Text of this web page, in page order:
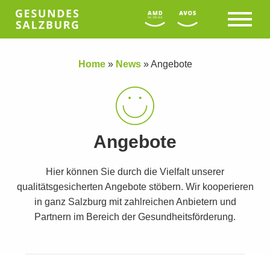
Home» News»Angebote
Angebote
Hier können Sie durch die Vielfalt unserer
qualitätsgesicherten Angebote stöbern. Wir kooperieren
in ganz Salzburg mit zahlreichen Anbietern und
Partnern im Bereich der Gesundheitsförderung.